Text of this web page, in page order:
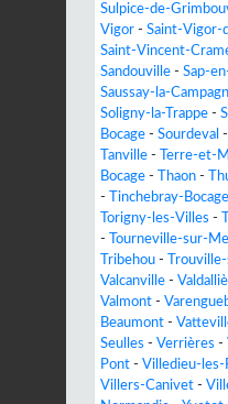
Sulpice-de-
Vigor - Saint-Vigor-
Saint-Vincent-
Sandouville - Sap-
Saussay-la-
Soligny-la-Trappe -
Bocage - Sourdeval -
Tanville - Terre-et-
Bocage - Thaon -
-
Tinchebray-Bocage
Torigny-les-Villes -
-
Tourneville-sur-
Tribehou -
Valcanville -
Valmont -
Beaumont -
Seulles - Verrières -
Pont - Villedieu-les-
Villers-Canivet -